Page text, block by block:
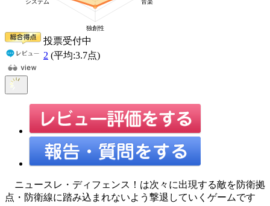
投票受付中
2 (平均:3.7点)
ニュースレ・ディフェンス！は次々に出現する敵を防衛拠
点・防衛線に踏み込まれないよう撃退していくゲームです